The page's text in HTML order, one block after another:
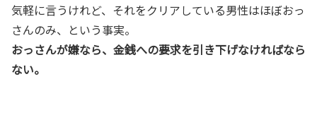
気軽に言うけれど、それをクリアしている男性はほぼおっ
さんのみ、という事実。
おっさんが嫌なら、金銭への要求を引き下げなければなら
ない。